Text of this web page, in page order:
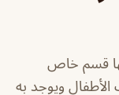
قسم خاص
الأطفال ويوجد به